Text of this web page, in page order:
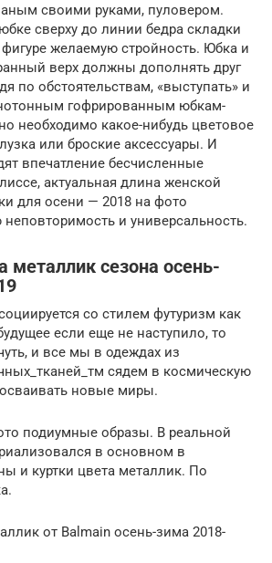
своими руками, пуловером.
сверху до линии бедра складки
желаемую стройность. Юбка и
верх должны дополнять друг
по обстоятельствам, «выступать» и
гофрированным юбкам-
необходимо какое-нибудь цветовое
или броские аксессуары. И
впечатление бесчисленные
актуальная длина женской
для осени — 2018 на фото
и универсальность.
сезона осень-
со стилем футуризм как
если еще не наступило, то
и все мы в одеждах из
сядем в космическую
новые миры.
подиумные образы. В реальной
в основном в
и куртки цвета металлик. По
от Balmain осень-зима 2018-